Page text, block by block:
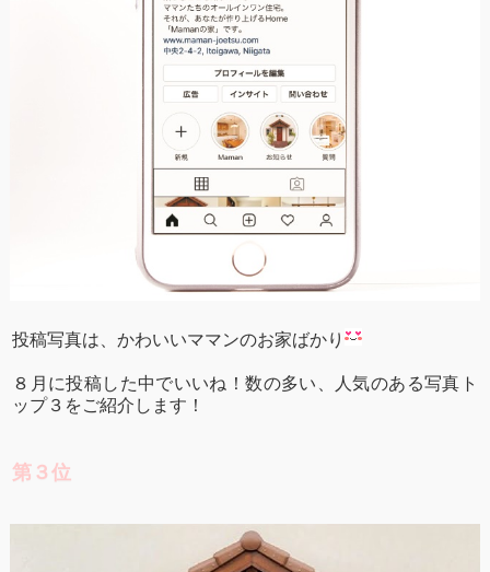
投稿写真は、かわいいママンのお家ばかり
８月に投稿した中でいいね！数の多い、人気のある写真ト
ップ３をご紹介します！
第３位